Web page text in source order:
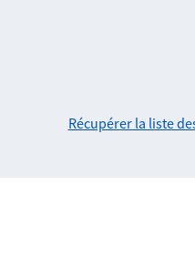
Récupérer la liste